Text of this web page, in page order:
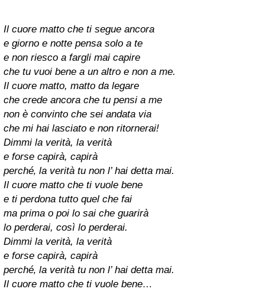
Il cuore matto che ti segue ancora
e giorno e notte pensa solo a te
e non riesco a fargli mai capire
che tu vuoi bene a un altro e non a me.
Il cuore matto, matto da legare
che crede ancora che tu pensi a me
non è convinto che sei andata via
che mi hai lasciato e non ritornerai!
Dimmi la verità, la verità
e forse capirà, capirà
perché‚ la verità tu non l’ hai detta mai.
Il cuore matto che ti vuole bene
e ti perdona tutto quel che fai
ma prima o poi lo sai che guarirà
lo perderai, così lo perderai.
Dimmi la verità, la verità
e forse capirà, capirà
perché‚ la verità tu non l’ hai detta mai.
Il cuore matto che ti vuole bene…